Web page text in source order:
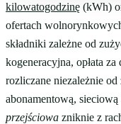
kilowatogodzinę (kWh)
ofertach
składniki zależne od
kogeneracyjna, opłata
rozliczane niezależnie
abonamentową,
przejściowa zniknie z